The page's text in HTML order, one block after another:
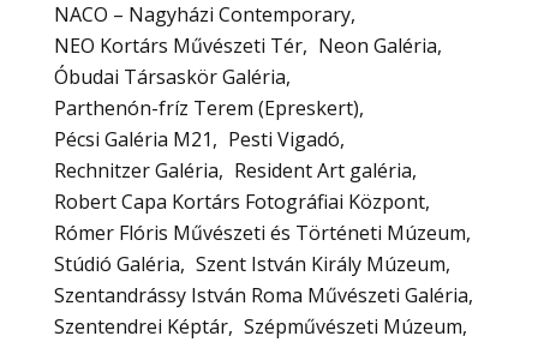
NACO – Nagyházi Contemporary
NEO Kortárs Művészeti Tér
Neon Galéria
Óbudai Társaskör Galéria
Parthenón-fríz Terem (Epreskert)
Pécsi Galéria M21
Pesti Vigadó
Rechnitzer Galéria
Resident Art galéria
Robert Capa Kortárs Fotográfiai Központ
Rómer Flóris Művészeti és Történeti Múzeum
Stúdió Galéria
Szent István Király Múzeum
Szentandrássy István Roma Művészeti Galéria
Szentendrei Képtár Szépművészeti Múzeum